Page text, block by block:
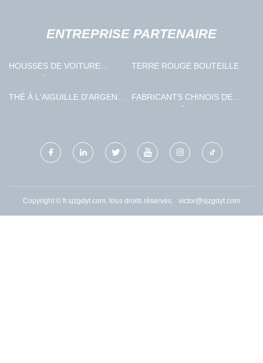
ENTREPRISE PARTENAIRE
HOUSSES DE VOITURE
IMPERMÉABLES
PERSONNALISÉES
TERRE ROUGE BOUTEILLE
THÉ À L'AIGUILLE D'ARGENT
FABRICANTS CHINOIS DE
TRICYCLES ÉLECTRIQUES
Copyright © fr.sjzgdyt.com, tous droits réservés. victor@sjzgdyt.com